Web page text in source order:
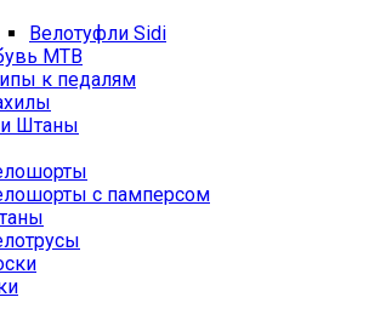
Велотуфли Sidi
MTB
к педалям
Штаны
с памперсом